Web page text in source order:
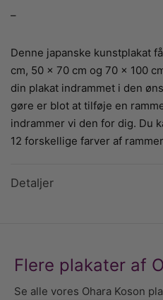
–
Denne japanske kunstplakat
cm, 50 x 70 cm og 70 x 100
din plakat indrammet i den
gøre er blot at tilføje en
indrammer vi den for dig. Du
12 forskellige farver af
Detaljer
Flere plakater af
Se alle vores Ohara Koson